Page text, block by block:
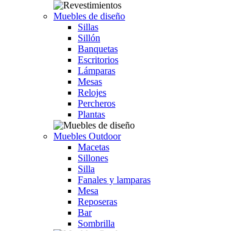
Muebles de diseño
Sillas
Sillón
Banquetas
Escritorios
Lámparas
Mesas
Relojes
Percheros
Plantas
Muebles Outdoor
Macetas
Sillones
Silla
Fanales y lamparas
Mesa
Reposeras
Bar
Sombrilla